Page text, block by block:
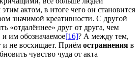
актом, в итоге чего он становится
значимой креативности. С другой
«отдалённее» друг от друга, чем
и им обозначаемое[16]? А между тем,
и не восхищает. Приём остраннения в
чувство чуда от акта